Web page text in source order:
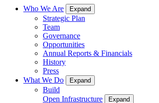
Who We Are Expand
Strategic Plan
Team
Governance
Opportunities
Annual Reports & Financials
History
Press
What We Do
Expand
Build
Open Infrastructure
Expand